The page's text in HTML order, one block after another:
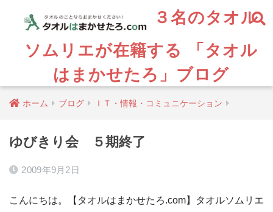
３名のタオル
ソムリエが在籍する 「タオル
はまかせたろ」ブログ
ホーム ブログ ＩＴ・情報・コミュニケーション
ゆびきり会 ５期終了
2009年9月2日
こんにちは。【タオルはまかせたろ.com】タオルソムリエ